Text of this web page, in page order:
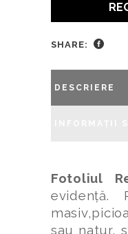
SHARE:
DESCRIERE
Fotoliul
evidență.
sau natur,